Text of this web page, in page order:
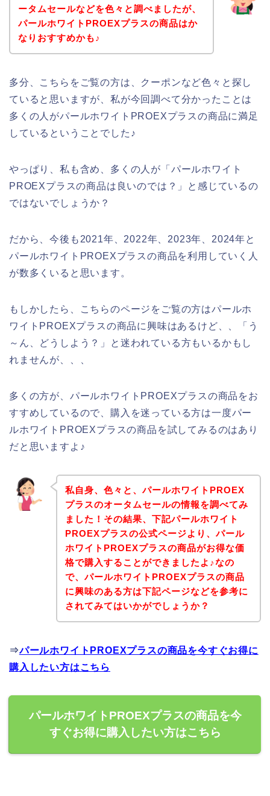
ータムセールなどを色々と調べましたが、
パールホワイトPROEXプラスの商品はか
なりおすすめかも♪
多分、こちらをご覧の方は、クーポンなど色々と探し
ていると思いますが、私が今回調べて分かったことは
多くの人がパールホワイトPROEXプラスの商品に満足
しているということでした♪
やっぱり、私も含め、多くの人が「パールホワイト
PROEXプラスの商品は良いのでは？」と感じているの
ではないでしょうか？
だから、今後も2021年、2022年、2023年、2024年と
パールホワイトPROEXプラスの商品を利用していく人
が数多くいると思います。
もしかしたら、こちらのページをご覧の方はパールホ
ワイトPROEXプラスの商品に興味はあるけど、、「う
～ん、どうしよう？」と迷われている方もいるかもし
れませんが、、、
多くの方が、パールホワイトPROEXプラスの商品をお
すすめしているので、購入を迷っている方は一度パー
ルホワイトPROEXプラスの商品を試してみるのはあり
だと思いますよ♪
私自身、色々と、パールホワイトPROEX
プラスのオータムセールの情報を調べてみ
ました！その結果、下記パールホワイト
PROEXプラスの公式ページより、パール
ホワイトPROEXプラスの商品がお得な価
格で購入することができましたよ♪なの
で、パールホワイトPROEXプラスの商品
に興味のある方は下記ページなどを参考に
されてみてはいかがでしょうか？
⇒パールホワイトPROEXプラスの商品を今すぐお得に
購入したい方はこちら
パールホワイトPROEXプラスの商品を今
すぐお得に購入したい方はこちら